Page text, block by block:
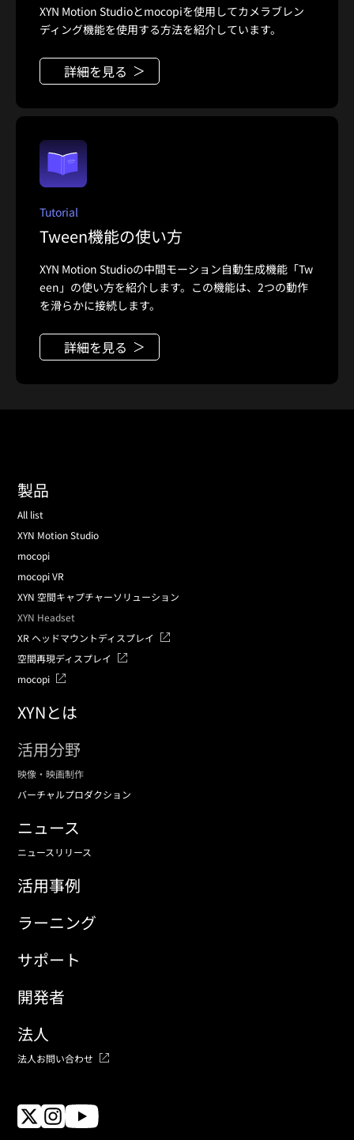
XYN Motion Studioとmocopiを使用してカメラブレン
ディング機能を使用する方法を紹介しています。
詳細を見る
Tutorial
Tween機能の使い方
XYN Motion Studioの中間モーション自動生成機能「Tw
een」の使い方を紹介します。この機能は、2つの動作
を滑らかに接続します。
詳細を見る
製品
All list
XYN Motion Studio
mocopi
mocopi VR
XYN 空間キャプチャーソリューション
XYN Headset
XR ヘッドマウントディスプレイ
空間再現ディスプレイ
mocopi
XYNとは
活用分野
映像・映画制作
バーチャルプロダクション
ニュース
ニュースリリース
活用事例
ラーニング
サポート
開発者
法人
法人お問い合わせ